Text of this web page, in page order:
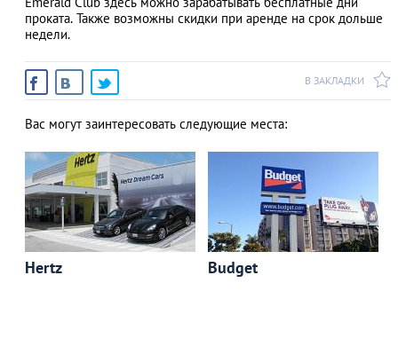
проката. Также возможны скидки при аренде на срок дольше
недели.
В ЗАКЛАДКИ
Вас могут заинтересовать следующие места:
Hertz Budget